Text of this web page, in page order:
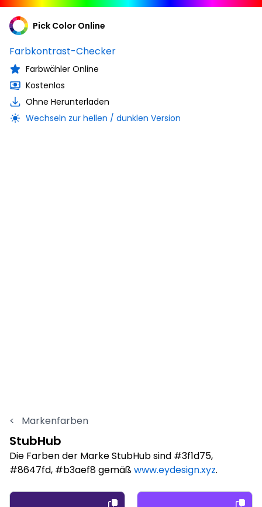
Pick Color Online
Farbkontrast-Checker
Farbwähler Online
Kostenlos
Ohne Herunterladen
Wechseln zur hellen / dunklen Version
< Markenfarben
StubHub
Die Farben der Marke StubHub sind #3f1d75,
#8647fd, #b3aef8 gemäßwww.eydesign.xyz.